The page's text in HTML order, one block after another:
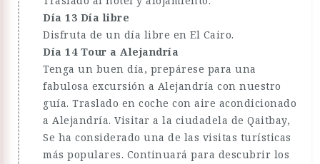
Día 13 Día libre
Disfruta de un día libre en El Cairo.
Día 14 Tour a Alejandría
Tenga un buen día, prepárese para una
fabulosa excursión a Alejandría con nuestro
guía. Traslado en coche con aire acondicionado
a Alejandría. Visitar a la ciudadela de Qaitbay,
Se ha considerado una de las visitas turísticas
más populares. Continuará para descubrir los